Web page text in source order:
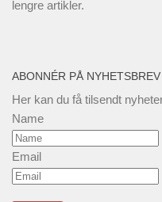
lengre artikler.
ABONNÉR PÅ NYHETSBREV
Her kan du få tilsendt
Name
Email